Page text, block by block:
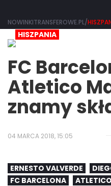
NOWINKITRANSFEROWE.PL/
HISZPANIA
FC
Atletico
znamy
04 MARCA 2018, 15:05
ERNESTO VALVERDE
FC BARCELONA